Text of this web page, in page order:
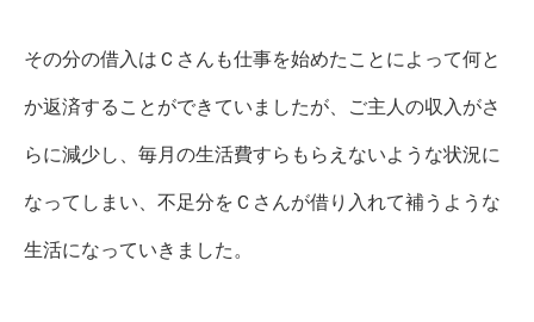
その分の借入はＣさんも仕事を始めたことによって何と
か返済することができていましたが、ご主人の収入がさ
らに減少し、毎月の生活費すらもらえないような状況に
なってしまい、不足分をＣさんが借り入れて補うような
生活になっていきました。